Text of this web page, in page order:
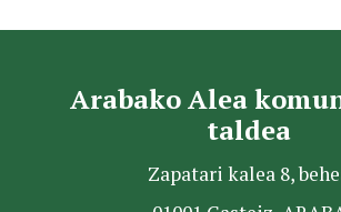
Arabako Alea
taldea
Zapatari kalea 8,